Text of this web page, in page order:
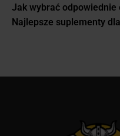
Jak wybrać odpowiednie
Najlepsze suplementy